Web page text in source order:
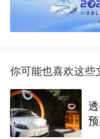
你可能也喜欢这些